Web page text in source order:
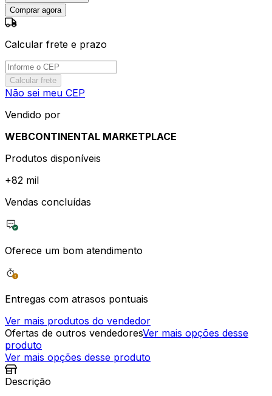
Comprar agora
Calcular frete e prazo
Calcular frete
Não sei meu CEP
Vendido por
WEBCONTINENTAL MARKETPLACE
Produtos disponíveis
+82 mil
Vendas concluídas
Oferece um bom atendimento
Entregas com atrasos pontuais
Ver mais produtos do vendedor
Ofertas de outros vendedoresVer mais opções desse
produto
Ver mais opções desse produto
Descrição